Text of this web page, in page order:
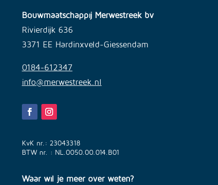
Bouwmaatschappij Merwestreek bv
Rivierdijk 636
3371 EE Hardinxveld-Giessendam
0184-612347
info@merwestreek.nl
KvK nr.: 23043318
BTW nr. : NL.0050.00.014.B01
Waar wil je meer over weten?